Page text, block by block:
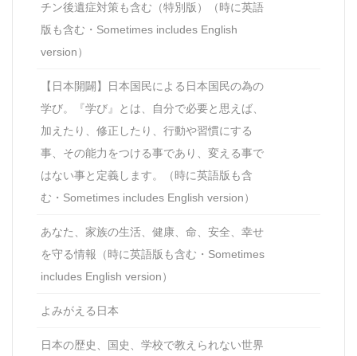
チン後遺症対策も含む（特別版）（時に英語
版も含む・Sometimes includes English
version）
【日本開闢】日本国民による日本国民の為の
学び。『学び』とは、自分で必要と思えば、
加えたり、修正したり、行動や習慣にする
事、その能力をつける事であり、変える事で
はない事と定義します。（時に英語版も含
む・Sometimes includes English version）
あなた、家族の生活、健康、命、安全、幸せ
を守る情報（時に英語版も含む・Sometimes
includes English version）
よみがえる日本
日本の歴史、国史、学校で教えられない世界